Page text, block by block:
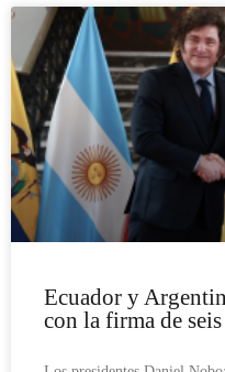
Ecuador y
con la firma de